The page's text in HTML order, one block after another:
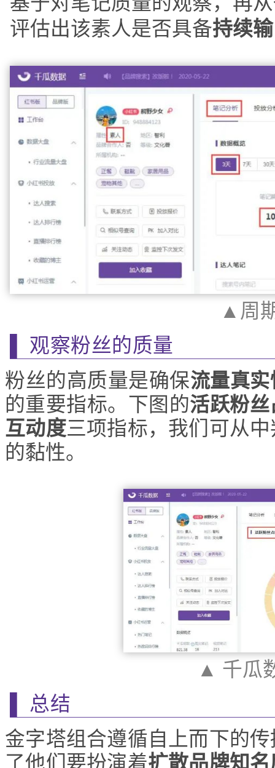
评估出该素人是否具备持续
▲周
▌ 观察粉丝的质量
粉丝的高质量是确保流量真实
的重要指标。下图的活跃粉丝
互动度三项指标，我们可从
的黏性。
▲ 千瓜
▌ 总结
金字塔组合遵循自上而下的
了他们要扮演着扩散品牌知名